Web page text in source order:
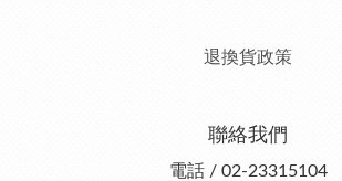
退換貨政策
聯絡我們
電話 / 02-23315104